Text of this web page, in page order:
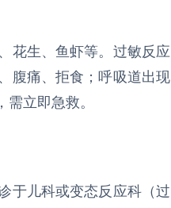
花生、鱼虾等。过敏反应
腹痛、拒食；呼吸道出现
立即急救。
于儿科或变态反应科（过